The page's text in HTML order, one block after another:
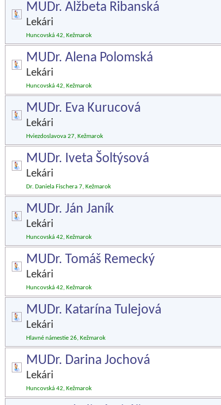
MUDr. Alžbeta Ribanská
Lekári
Huncovská 42, Kežmarok
MUDr. Alena Polomská
Lekári
Huncovská 42, Kežmarok
MUDr. Eva Kurucová
Lekári
Hviezdoslavova 27, Kežmarok
MUDr. Iveta Šoltýsová
Lekári
Dr. Daniela Fischera 7, Kežmarok
MUDr. Ján Janík
Lekári
Huncovská 42, Kežmarok
MUDr. Tomáš Remecký
Lekári
Huncovská 42, Kežmarok
MUDr. Katarína Tulejová
Lekári
Hlavné námestie 26, Kežmarok
MUDr. Darina Jochová
Lekári
Huncovská 42, Kežmarok